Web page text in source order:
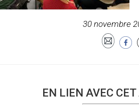
30 novembre
EN LIEN AVEC